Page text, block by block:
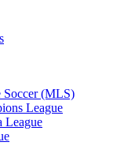
Soccer (MLS)
League
League